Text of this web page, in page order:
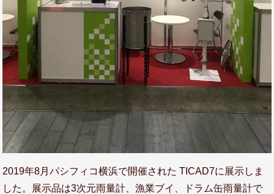
2019年8月パシフィコ横浜で開催された TICAD7に展示しま
した。展示品は3次元雨量計、漁業ブイ、ドラム缶雨量計で